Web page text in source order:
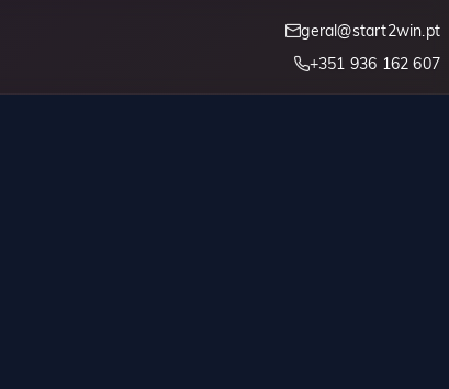
geral@start2win.pt
+351 936 162 607